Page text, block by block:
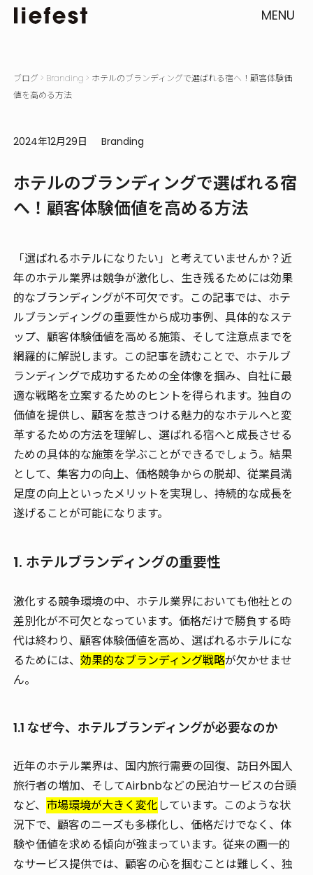
MENU
ブログ > Branding > ホテルのブランディングで選ばれる宿へ！顧客体験価
値を高める方法
2024年12月29日 Branding
ホテルのブランディングで選ばれる宿
へ！顧客体験価値を高める方法
「選ばれるホテルになりたい」と考えていませんか？近
年のホテル業界は競争が激化し、生き残るためには効果
的なブランディングが不可欠です。この記事では、ホテ
ルブランディングの重要性から成功事例、具体的なステ
ップ、顧客体験価値を高める施策、そして注意点までを
網羅的に解説します。この記事を読むことで、ホテルブ
ランディングで成功するための全体像を掴み、自社に最
適な戦略を立案するためのヒントを得られます。独自の
価値を提供し、顧客を惹きつける魅力的なホテルへと変
革するための方法を理解し、選ばれる宿へと成長させる
ための具体的な施策を学ぶことができるでしょう。結果
として、集客力の向上、価格競争からの脱却、従業員満
足度の向上といったメリットを実現し、持続的な成長を
遂げることが可能になります。
1. ホテルブランディングの重要性
激化する競争環境の中、ホテル業界においても他社との
差別化が不可欠となっています。価格だけで勝負する時
代は終わり、顧客体験価値を高め、選ばれるホテルにな
るためには、 効果的なブランディング戦略が欠かせませ
ん。
1.1 なぜ今、ホテルブランディングが必要なのか
近年のホテル業界は、国内旅行需要の回復、訪日外国人
旅行者の増加、そしてAirbnbなどの民泊サービスの台頭
など、 市場環境が大きく変化しています。このような状
況下で、顧客のニーズも多様化し、価格だけでなく、 体
験や価値を求める傾向が強まっています。従来の画一的
なサービス提供では、顧客の心を掴むことは難しく、独